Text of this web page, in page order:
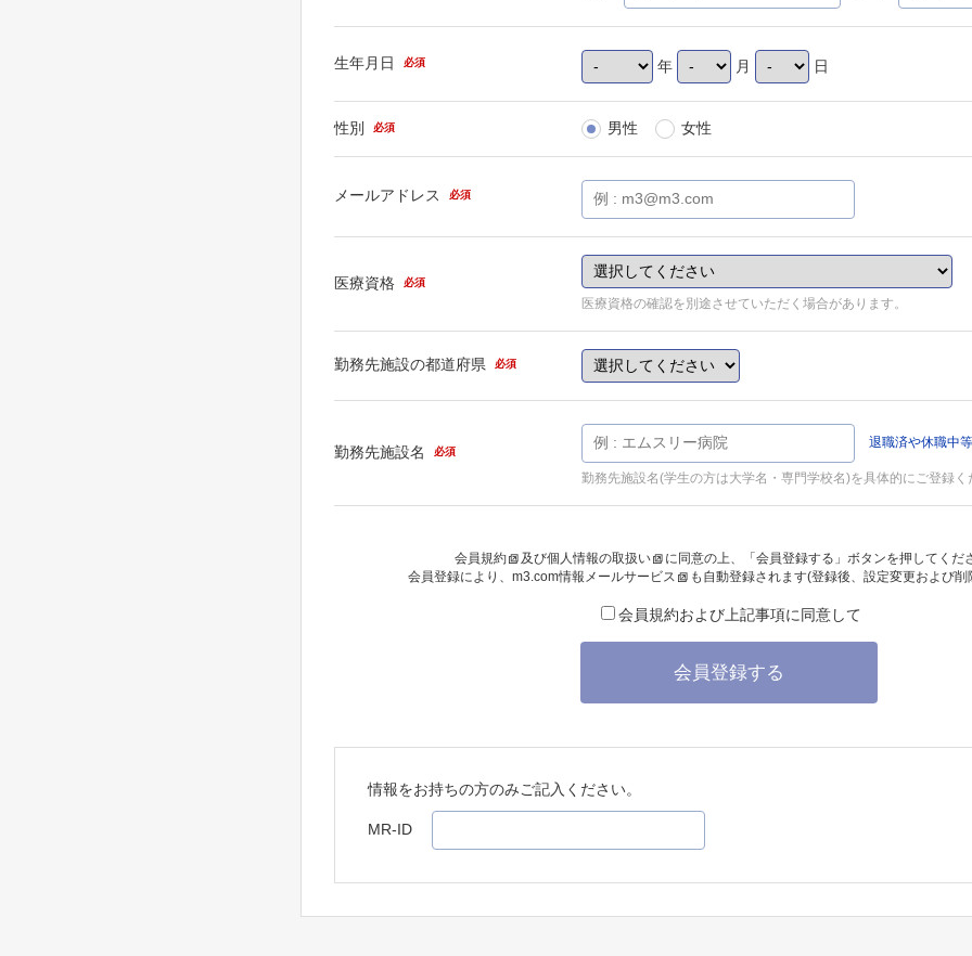
生年月日 必須 年 月 日
性別 必須 男性 女性
メールアドレス 必須
医療資格 必須
医療資格の確認を別途させていただく場合があります。
勤務先施設の都道府県 必須
勤務先施設名 必須
退職済や休職中
勤務先施設名(学生の方は大学名・専門学校名)を具体的にご登録く
会員規約 及び個人情報の取扱い
に同意の上、「会員登録する」ボタンを押してくだ
会員登録により、 m3.com情報メールサービス も自動登録されます(登録後、設定変更および
会員規約および上記事項に同意して
会員登録する
情報をお持ちの方のみご記入ください。
MR-ID